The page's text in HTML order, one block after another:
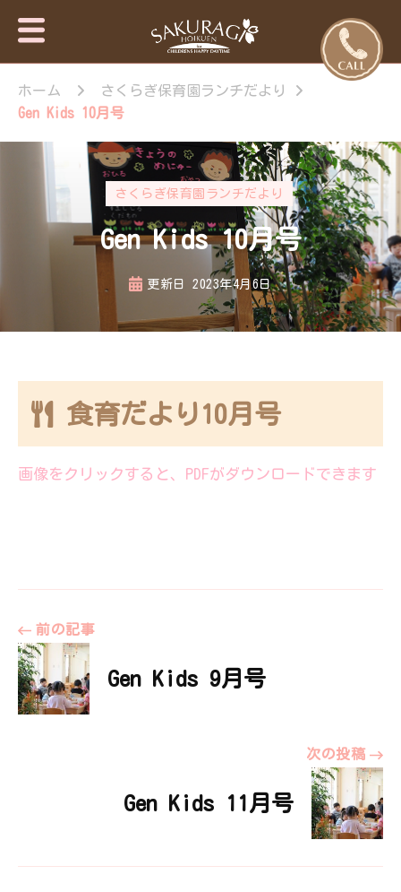
保育園・東
京日の出
野市【さく
らぎ保育
園】
について · 園施
特色 · 入園のご
案内 · 未就園児
教室 · 園のいち
日 · 年間行事 ·
さくらぎ保育園
だより · さくら
ぎ保育園 。子
ども達はもちろ
ん私達大人も認
められ、認め合
う喜びを感じな
伝えていきたい
と思っていま
す。
ホーム
さくらぎ保育園ランチだより
Gen Kids 10月号
さくらぎ保育園ランチだより
Gen Kids 10月号
更新日2023年4月6日
食育だより10月号
画像をクリックすると、PDFがダウンロードできます
投
稿
ゲ
前の記事
Gen Kids 9月号
次の投稿
Gen Kids 11月号